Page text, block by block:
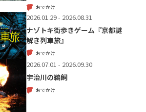
おでかけ
2026.01.29 - 2026.08.31
ナゾトキ街歩きゲーム『京都謎
解き列車旅』
おでかけ
2026.07.01 - 2026.09.30
宇治川の鵜飼
おでかけ